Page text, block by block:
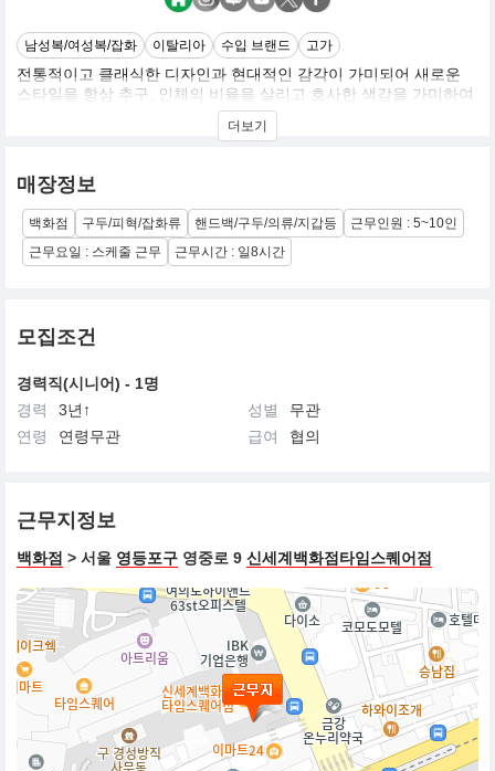
남성복/여성복/잡화 이탈리아 수입 브랜드 고가
전통적이고 클래식한 디자인과 현대적인 감각이 가미되어 새로운
스타일을 항상 추구. 인체의 비율을 살리고 호사한 색감을 가미하여
페라가모 특유의 편안하고 자연스러우며 우아한 스타일을 표현함
더보기
매장정보
백화점 구두/피혁/잡화류 핸드백/구두/의류/지갑등
근무인원 : 5~10인
근무요일 : 스케줄 근무
근무시간 : 일8시간
모집조건
경력직(시니어) - 1명
경력
3년↑ 성별
무관
연령
연령무관 급여 협의
근무지정보
백화점 > 서울 영등포구 영중로 9 신세계백화점타임스퀘어점